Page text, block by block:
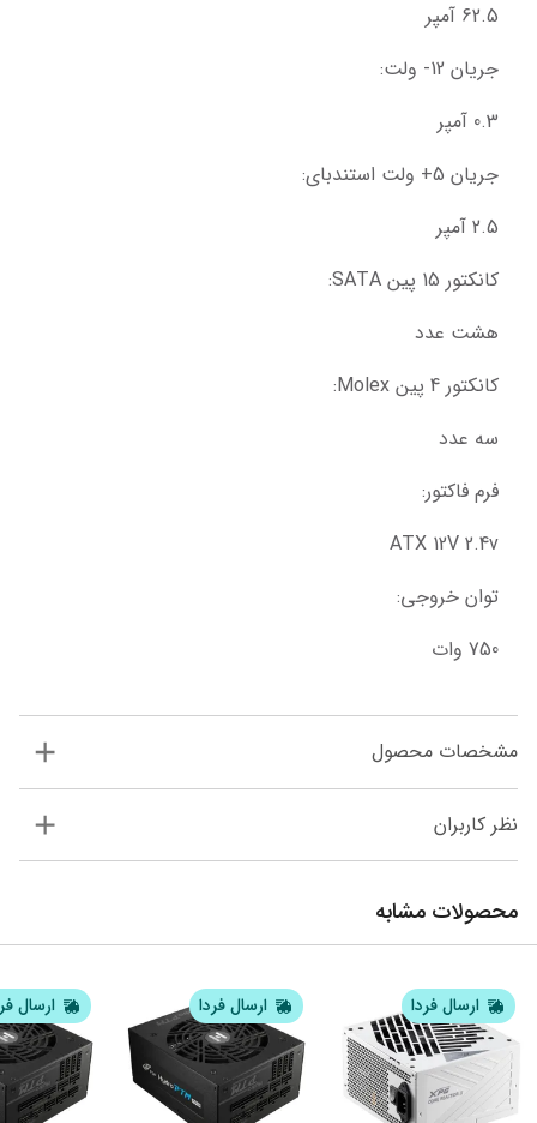
62.5 آمپر
جریان 12- ولت:
0.3 آمپر
جریان 5+ ولت استندبای:
2.5 آمپر
کانکتور 15 پین SATA:
هشت عدد
کانکتور 4 پین Molex:
سه عدد
فرم فاکتور:
ATX 12V 2.4v
توان خروجی:
750 وات
مشخصات محصول
نظر کاربران
محصولات مشابه
ارسال فردا ارسال فردا ارسال